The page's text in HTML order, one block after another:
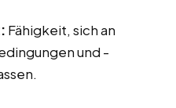
Fähigkeit, sich an
und -